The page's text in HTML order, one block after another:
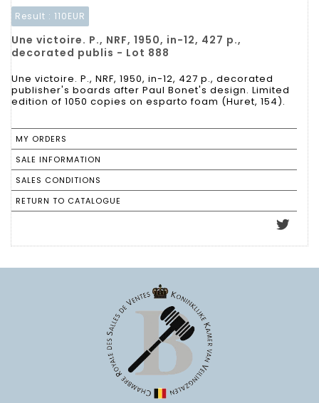
Result : 110EUR
Une victoire. P., NRF, 1950, in-12, 427 p.,
decorated publis - Lot 888
Une victoire. P., NRF, 1950, in-12, 427 p., decorated
publisher's boards after Paul Bonet's design. Limited
edition of 1050 copies on esparto foam (Huret, 154).
MY ORDERS
SALE INFORMATION
SALES CONDITIONS
RETURN TO CATALOGUE